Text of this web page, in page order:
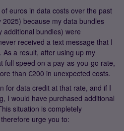
euros in data costs over the past
because my data bundles
additional bundles) were
received a text message that I
a result, after using up my
full speed on a pay-as-you-go rate,
than €200 in unexpected costs.
for data credit at that rate, and if I
I would have purchased additional
situation is completely
urge you to: